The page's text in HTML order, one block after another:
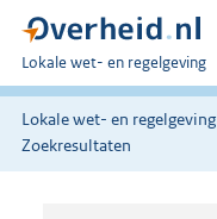
U
bent
hier:
Lokale wet- en regelgeving
Lokale wet- en regelgeving
Zoekresultaten